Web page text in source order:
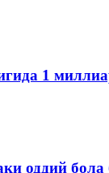
1
оддий